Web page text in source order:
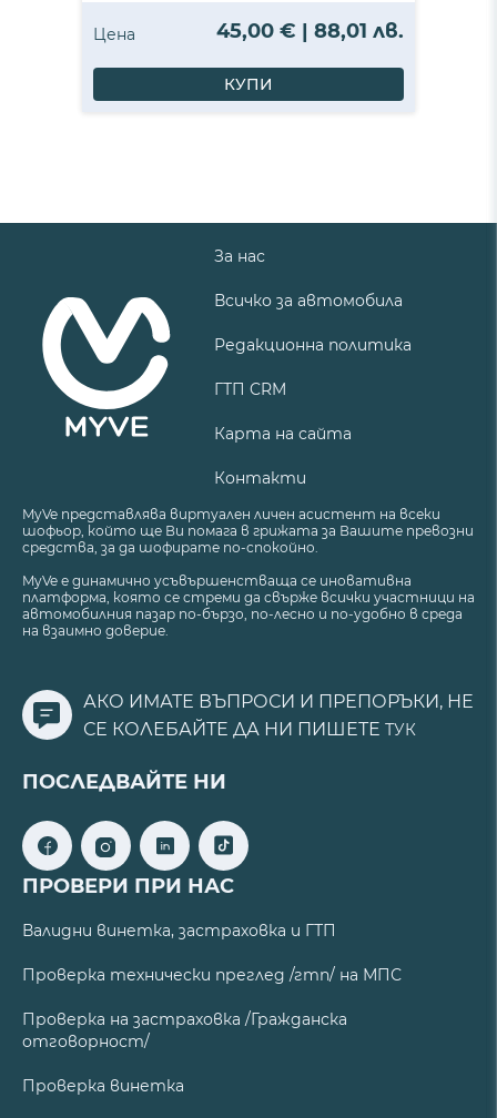
Цена 45,00 € | 88,01 лв.
КУПИ
За нас
Всичко за автомобила
Редакционна политика
ГТП CRM
Карта на сайта
Контакти
MyVe представлява виртуален личен асистент на всеки
шофьор, който ще Ви помага в грижата за Вашите превозни
средства, за да шофирате по-спокойно.
MyVe е динамично усъвършенстваща се иновативна
платформа, която се стреми да свърже всички участници на
автомобилния пазар по-бързо, по-лесно и по-удобно в среда
на взаимно доверие.
АКО ИМАТЕ ВЪПРОСИ И ПРЕПОРЪКИ, НЕ
СЕ КОЛЕБАЙТЕ ДА НИ ПИШЕТЕ ТУК
ПОСЛЕДВАЙТЕ НИ
ПРОВЕРИ ПРИ НАС
Валидни винетка, застраховка и ГТП
Проверка технически преглед /гтп/ на МПС
Проверка на застраховка /Гражданска
отговорност/
Проверка винетка